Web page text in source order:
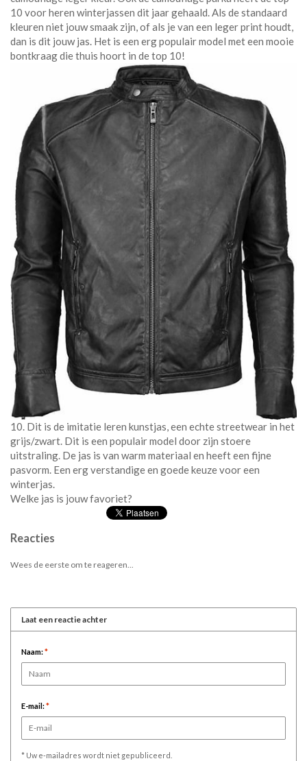
10 voor heren winterjassen dit jaar gehaald. Als de standaard
kleuren niet jouw smaak zijn, of als je van een leger print houdt,
dan is dit jouw jas. Het is een erg populair model met een mooie
bontkraag die thuis hoort in de top 10!
10. Dit is de imitatie leren kunstjas, een echte streetwear in het
grijs/zwart. Dit is een populair model door zijn stoere
uitstraling. De jas is van warm materiaal en heeft een fijne
pasvorm. Een erg verstandige en goede keuze voor een
winterjas.
Welke jas is jouw favoriet?
Reacties
Wees de eerste om te reageren...
Laat een reactie achter
Naam:*
E-mail:*
* Uw e-mailadres wordt niet gepubliceerd.